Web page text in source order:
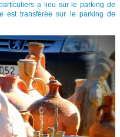
a lieu sur le parking de
est transférée sur le parking de